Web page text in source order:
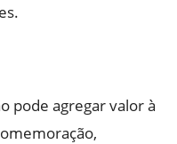
pode agregar valor à